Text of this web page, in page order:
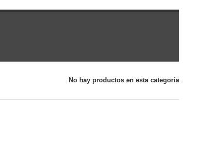
No hay productos en esta categoría